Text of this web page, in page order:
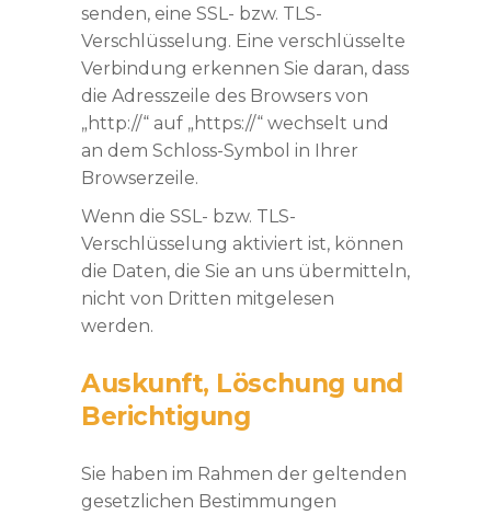
senden, eine SSL- bzw. TLS-
Verschlüsselung. Eine verschlüsselte
Verbindung erkennen Sie daran, dass
die Adresszeile des Browsers von
„http://“ auf „https://“ wechselt und
an dem Schloss-Symbol in Ihrer
Browserzeile.
Wenn die SSL- bzw. TLS-
Verschlüsselung aktiviert ist, können
die Daten, die Sie an uns übermitteln,
nicht von Dritten mitgelesen
werden.
Auskunft, Löschung und
Berichtigung
Sie haben im Rahmen der geltenden
gesetzlichen Bestimmungen